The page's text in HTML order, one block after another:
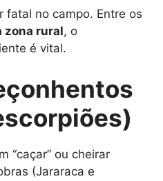
fatal no campo. Entre os
zona rural, o
é vital.
“caçar” ou cheirar
(Jararaca e